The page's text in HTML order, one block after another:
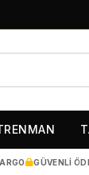
GÜVENLI